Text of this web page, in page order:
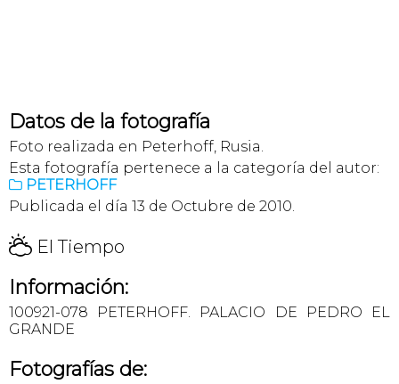
Datos de la fotografía
Foto realizada en Peterhoff, Rusia.
Esta fotografía pertenece a la categoría del autor:
 PETERHOFF
Publicada el día 13 de Octubre de 2010.
H El Tiempo
Información:
100921-078 PETERHOFF. PALACIO DE PEDRO EL
GRANDE
Fotografías de: